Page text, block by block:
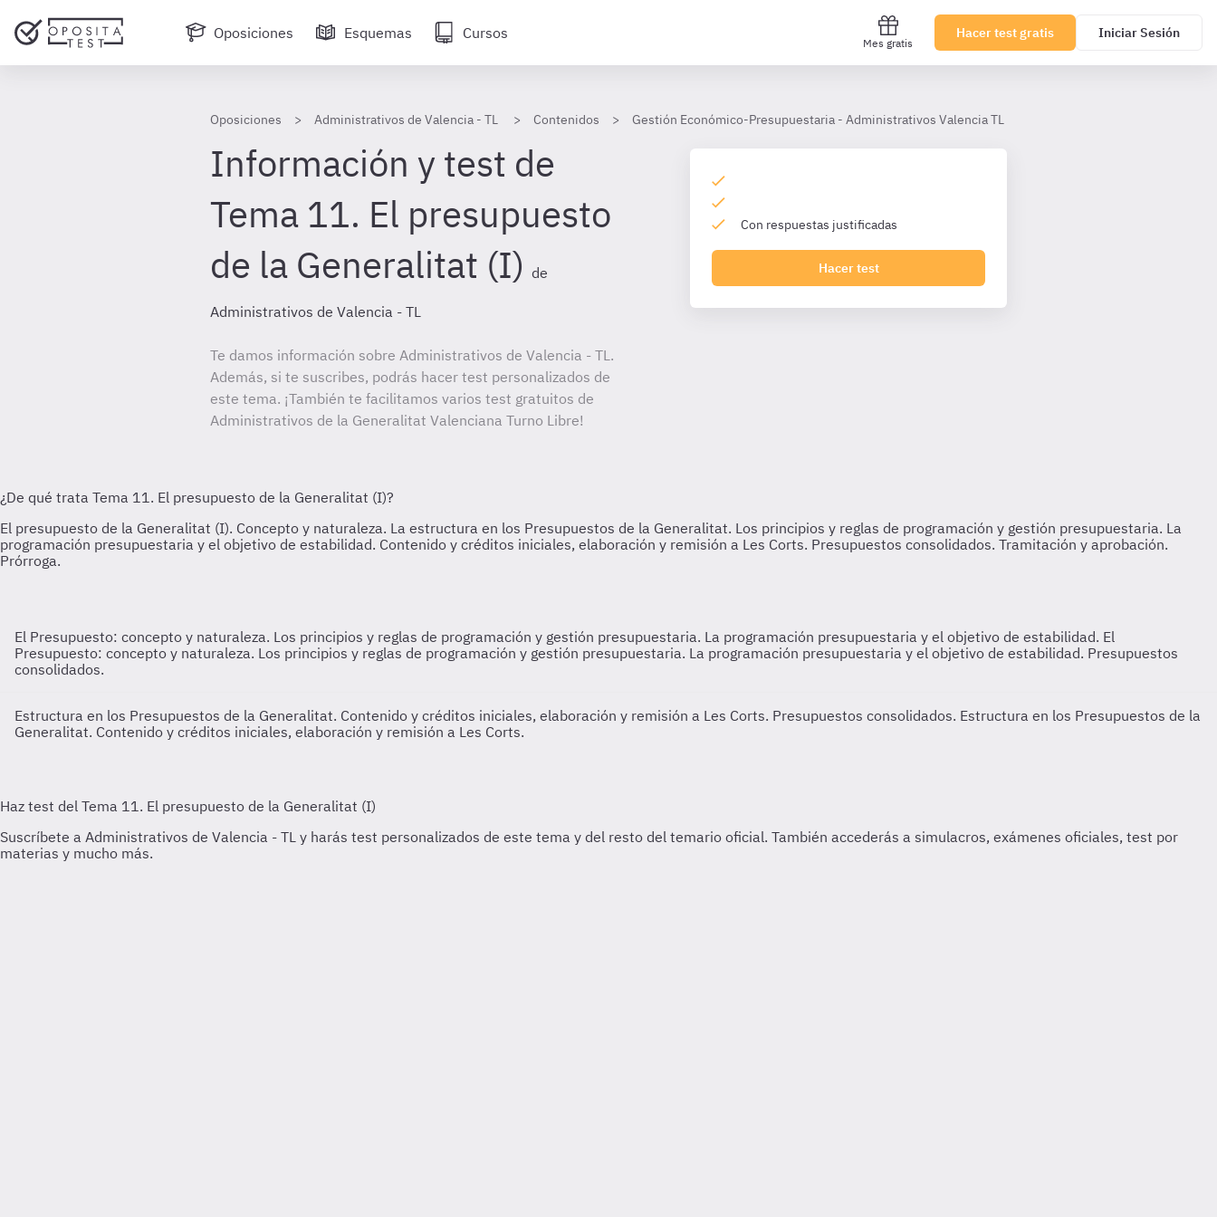
Oposiciones Esquemas Cursos
Mes gratis
Hacer test gratis Iniciar Sesión
Oposiciones Administrativos de Valencia - TL Contenidos Gestión Económico-Presupuestaria - Administrativos Valencia TL
Información y test de
Tema 11. El presupuesto
de la Generalitat (I) de
Administrativos de Valencia - TL
Te damos información sobre Administrativos de Valencia - TL.
Además, si te suscribes, podrás hacer test personalizados de
este tema. ¡También te facilitamos varios test gratuitos de
Administrativos de la Generalitat Valenciana Turno Libre!
Con respuestas justificadas
Hacer test
El Presupuesto: concepto y naturaleza. Los principios y reglas de programación y gestión presupuestaria. La programación presupuestaria y el objetivo de estabilidad. El
Presupuesto: concepto y naturaleza. Los principios y reglas de programación y gestión presupuestaria. La programación presupuestaria y el objetivo de estabilidad. Presupuestos
consolidados.
Estructura en los Presupuestos de la Generalitat. Contenido y créditos iniciales, elaboración y remisión a Les Corts. Presupuestos consolidados. Estructura en los Presupuestos de la
Generalitat. Contenido y créditos iniciales, elaboración y remisión a Les Corts.